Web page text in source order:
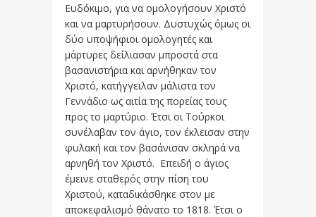
Ευδόκιμο, για να ομολογήσουν Χριστό
και να μαρτυρήσουν. Δυστυχώς όμως οι
δύο υποψήφιοι ομολογητές και
μάρτυρες δείλιασαν μπροστά στα
βασανιστήρια και αρνήθηκαν τον
Χριστό, κατήγγειλαν μάλιστα τον
Γεννάδιο ως αιτία της πορείας τους
προς το μαρτύριο. Έτσι οι Τούρκοι
συνέλαβαν τον άγιο, τον έκλεισαν στην
φυλακή και τον βασάνισαν σκληρά να
αρνηθή τον Χριστό. Επειδή ο άγιος
έμεινε σταθερός στην πίση του
Χριστού, καταδικάσθηκε στον με
αποκεφαλισμό θάνατο το 1818. Έτσι ο